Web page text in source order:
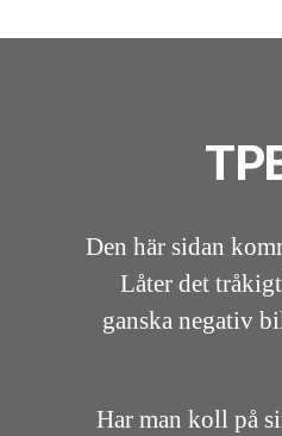
Den här sidan
Låter det
ganska negativ
Har man koll på